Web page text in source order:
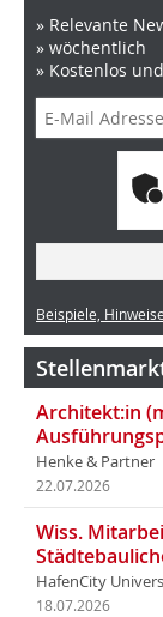
» Relevante
» wöchentlich
» Kostenlos
Beispiele,
Architekt:in
Henke & Partner
22.07.2026
Wiss.
HafenCity
18.07.2026